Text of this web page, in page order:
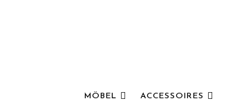
MÖBEL ACCESSOIRES